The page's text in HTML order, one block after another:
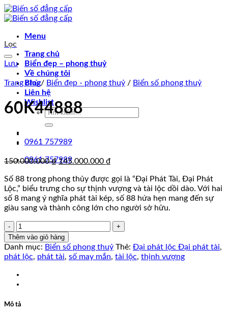
Chuyển
đến
dung
Menu
Trang chủ
Biển đẹp – phong thuỷ
Về chúng tôi
Blog
Liên hệ
Wishlist
Tìm
0961 757989
0961 757989
Lọc
Lưu
Trang chủ / Biển đẹp - phong thuỷ / Biển số phong thuỷ
60K44888
150.000.000₫ Giá
là:
150.000.000 ₫.
145.000.000 ₫
tại
là:
145.000.000 ₫.
Số 88 trong phong thủy được gọi là “Đại Phát Tài, Đại Phát
Lộc,” biểu trưng cho sự thịnh vượng và tài lộc dồi dào. Với hai
số 8 mang ý nghĩa phát tài kép, số 88 hứa hẹn mang đến sự
giàu sang và thành công lớn cho người sở hữu.
60K44888
số
lượng
Thêm vào giỏ hàng
Danh mục: Biển số phong thuỷ Thẻ: Đại phát lộc Đại phát tài,
phát lộc, phát tài, số may mắn, tài lộc, thịnh vượng
Mô tả